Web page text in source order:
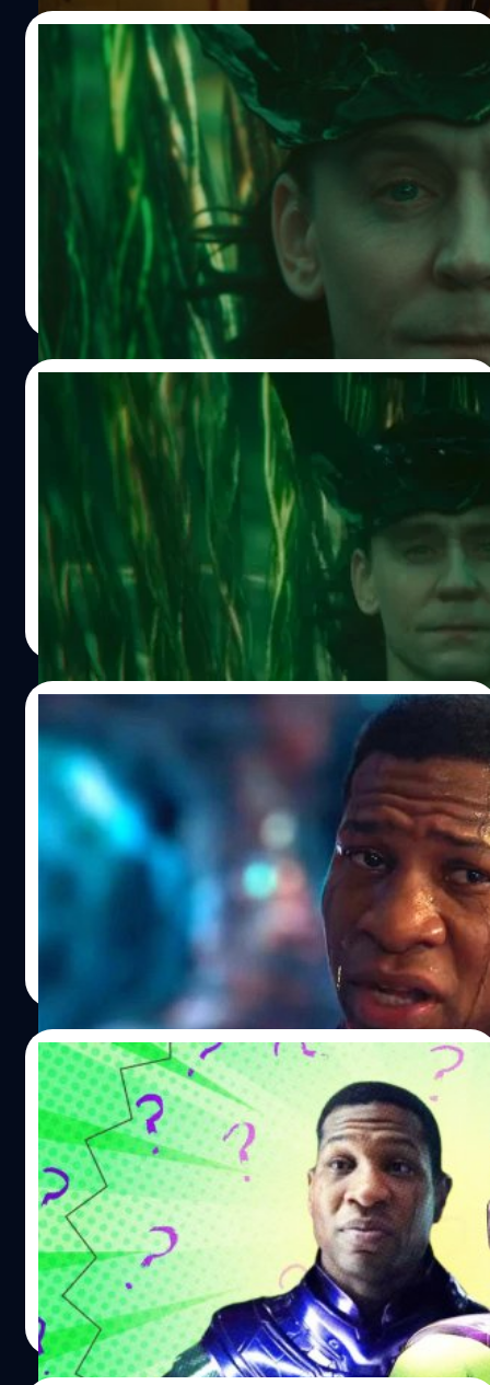
14/11/2023
“หรือถึงจุดสิ้นสุด ?” Tom Hiddleston แอบ
แง้มอนาคตของเขากับ MCU หลังซีรีส์ ‘Loki’
จบบริบูรณ์
ทอม ฮิดเดิลสตัน (Tom Hiddleston) แง้มถึงอนาคตและตัว
ละครของเขา หลังซีรีส์ 'Loki' จบบริบูรณ์ โลกิจะกลับมาใน
MCU อีกครั้งหรือไม่ ?
ประภาส อยู่เย็น | 997 days ago
[สปอยล์] เฉลยปมซีรีส์ ‘Loki’ ซีซัน 2 ตอน
สุดท้าย ทำไมโลกิต้องรวบเส้นเวลาเป็นต้นไม้อิก
ดราซิล ?
อธิบายสิ่งที่เกิดขึ้น จุดสังเกตในตอนสุดท้ายของซีรีส์ 'Loki' ซี
ซัน 2 ทำไมโลกิจึงต้องรวบเส้นเวลาเป็นต้นไม้อิกดราซิล ?
ประภาส อยู่เย็น | 998 days ago
Read More
ปัญหารุมเร้า! Jonathan Majors โดนเอเยนต์
จัดการนักแสดงและประชาสัมพันธ์ บอกเลิก
จอนาทัน เมเจอส์ นักแสดงหนุ่มวัย 33 ปี ได้ถูกบริษัทตัวแทน
บอกเลิกการให้บริการ เนื่องจากปัญหาพฤติกรรมส่วนตัวของ
ปรีดี ฤกษ์วลีกุล | 1206 days ago
12/02/2023
รู้จักกับ Kang the Conqueror วายร้ายราย
ใหม่แห่งจักรวาลภาพยนตร์มาร์เวล ที่ร้ายกาจ
กว่า Thanos
Ant-Man and the Wasp: Quantumania หนังที่ทำหน้าที่เปิด
ฉากจักรวาลภาพยนตร์มาร์เวลเฟส 5 และทำหน้าที่แนะนำตัว
Kang the Conqueror หรือ แคงผู้พิชิต ให้ผู้ชมได้รู้จักกันแบบ
เต็ม ๆ หลังจากที่เขาเคยออกมาชิมลางแล้วในซีรีส์ Loki ซึ่ง
ตอนนั้นเรารู้จักเขาในนาม 'He Who Remains'แคงผู้พิชิตจัด
ได้ว่าเป็นวายร้ายตัวเอ้ที่เก่าแก่มากรายหนึ่งในตำนานมาร์เวล
เขาปรากฏตัวครั้งแรกใน Fantastic Four #19 วางแผงเมื่อปี
1963 นับถึงวันนี้ก็ 60 ปีมาแล้ว
สุชยา เกษจำรัส| 1272 days ago
Read More